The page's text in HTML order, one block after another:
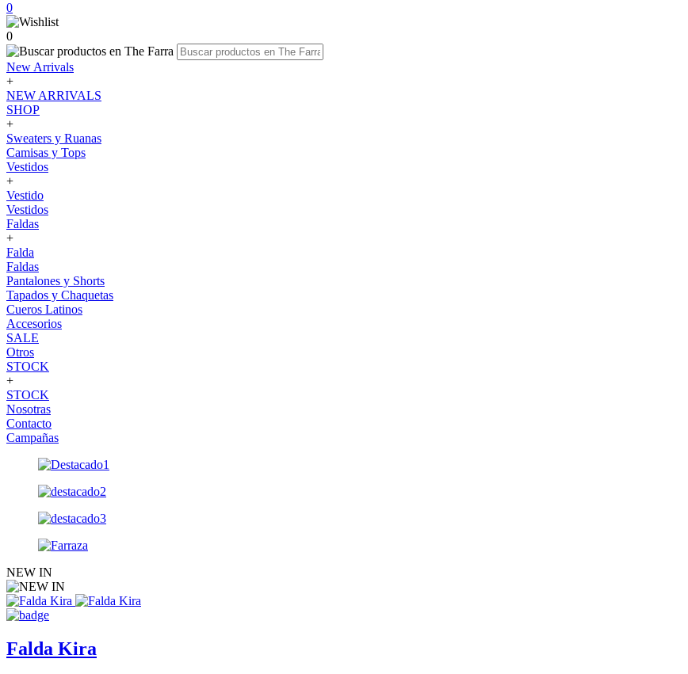
0
0
New Arrivals
+
NEW ARRIVALS
SHOP
+
Sweaters y Ruanas
Camisas y Tops
Vestidos
+
Vestido
Vestidos
Faldas
+
Falda
Faldas
Pantalones y Shorts
Tapados y Chaquetas
Cueros Latinos
Accesorios
SALE
Otros
STOCK
+
STOCK
Nosotras
Contacto
Campañas
NEW IN
Falda Kira